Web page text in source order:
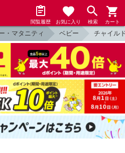
閲覧履歴 お気に入り 検索 カート
・マタニティ ベビー チャイル